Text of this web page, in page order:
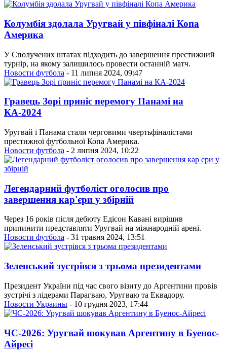
Колумбія здолала Уругвай у півфіналі Копа
Америка
У Сполучених штатах підходить до завершення престижний
турнір, на якому залишилось провести останній матч.
Новости футбола - 11 липня 2024, 09:47
Гравець Зорі приніс перемогу Панамі на
КА-2024
Уругвай і Панама стали черговими чвертьфіналістами
престижної футбольної Копа Америка.
Новости футбола - 2 липня 2024, 10:22
Легендарний футболіст оголосив про
завершення кар'єри у збірній
Через 16 років після дебюту Едісон Кавані вирішив
припинити представляти Уругвай на міжнародній арені.
Новости футбола - 31 травня 2024, 13:51
Зеленський зустрівся з трьома президентами
Президент України під час свого візиту до Аргентини провів
зустрічі з лідерами Парагваю, Уругваю та Еквадору.
Новости Украины - 10 грудня 2023, 17:44
ЧС-2026: Уругвай шокував Аргентину в Буенос-
Айресі